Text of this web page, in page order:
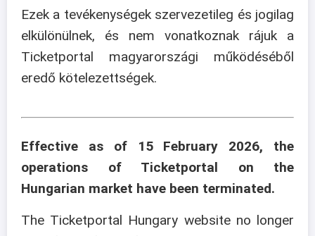
Ezek a tevékenységek szervezetileg és jogilag
elkülönülnek, és nem vonatkoznak rájuk a
Ticketportal magyarországi működéséből
eredő kötelezettségek.
Effective as of 15 February 2026, the
operations of Ticketportal on the
Hungarian market have been terminated.
The Ticketportal Hungary website no longer